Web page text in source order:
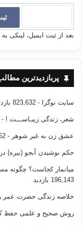
بعد از ثبت ایمیل، لینکی
پربازدیدترین
سایت نوگرا - 823,632 بازدید
شعر، زندگی زیبـاســـت ! - 485,306 بازدید
عشق زن به غیر شوهر - 280,262 بازدید
حکم نوشیدن آبجو (بیره)
میانمار کجاست؟ چگونه
196,143 بازدید
خلاصه زندگی حضرت عمر
روش صحیح و علمی حفظ